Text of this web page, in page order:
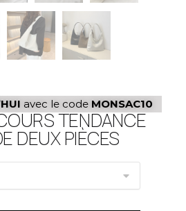
avec le code MONSAC10
TENDANCE
DEUX PIÈCES